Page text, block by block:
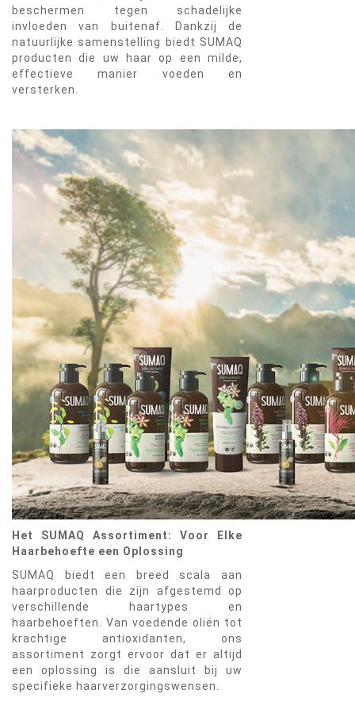
beschermen tegen schadelijke
invloeden van buitenaf. Dankzij de
natuurlijke samenstelling biedt SUMAQ
producten die uw haar op een milde,
effectieve manier voeden en
versterken.
Het SUMAQ Assortiment: Voor Elke
Haarbehoefte een Oplossing
SUMAQ biedt een breed scala aan
haarproducten die zijn afgestemd op
verschillende haartypes en
haarbehoeften. Van voedende oliën tot
krachtige antioxidanten, ons
assortiment zorgt ervoor dat er altijd
een oplossing is die aansluit bij uw
specifieke haarverzorgingswensen.